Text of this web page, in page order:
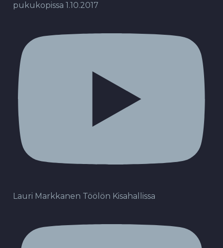
pukukopissa 1.10.2017
Lauri Markkanen Töölön Kisahallissa